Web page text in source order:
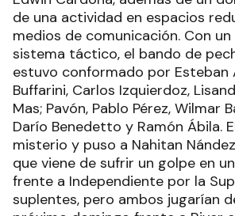
de una actividad en espacios
medios de comunicación. Con
sistema táctico, el bando de
estuvo conformado por Esteban
Buffarini, Carlos Izquierdoz,
Mas; Pavón, Pablo Pérez, Wilmar
Darío Benedetto y Ramón Ábila.
misterio y puso a Nahitan
que viene de sufrir un golpe en
frente a Independiente por la
suplentes, pero ambos jugarían